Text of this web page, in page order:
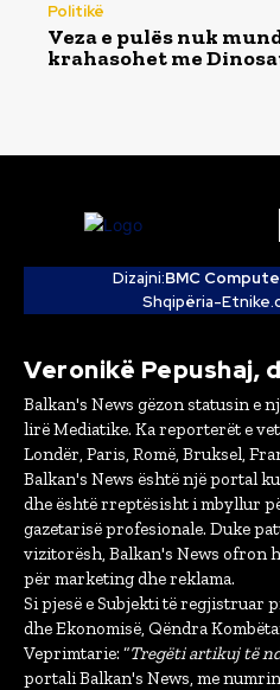
Politikë
Veza e pulës nuk
krahasohet me
Dizajni:BMC
Shqipëria-
Veronikë Pepushaj,
Balkan's News gëzon statusin e
lirë Mediatike. Ka reporterët e
Londër, Paris, Romë, Bruksel,
Balkan's News është një portal
dhe është rreptësisht i mbyllur
gazetarisë profesionale. Duke
vizitorësh, Balkan's News ofron
për marketing dhe reklama.
Si pjesë e Subjekti të regjistruar
dhe Ekonomisë, Qëndra
Veprimtarie: “Tregëti artikuj të
portali Balkan's News, me